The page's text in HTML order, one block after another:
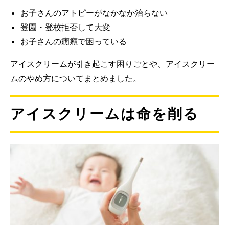
お子さんのアトピーがなかなか治らない
登園・登校拒否して大変
お子さんの癇癪で困っている
アイスクリームが引き起こす困りごとや、アイスクリー
ムのやめ方についてまとめました。
アイスクリームは命を削る